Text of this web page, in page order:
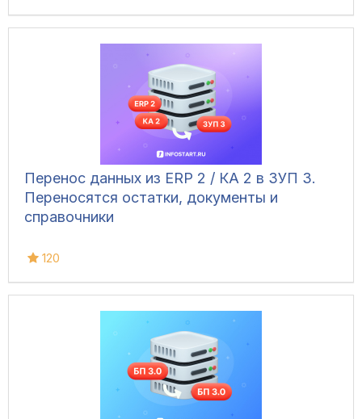
Перенос данных из ERP 2 / КА 2 в ЗУП 3.
Переносятся остатки, документы и
справочники
120